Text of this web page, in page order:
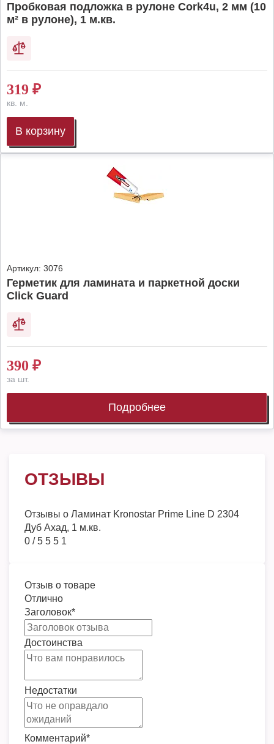
Пробковая подложка в рулоне Cork4u, 2 мм (10
м² в рулоне), 1 м.кв.
319 ₽
кв. м.
В корзину
Артикул: 3076
Герметик для ламината и паркетной доски
Click Guard
390 ₽
за шт.
Подробнее
ОТЗЫВЫ
Отзывы о Ламинат Kronostar Prime Line D 2304
Дуб Ахад, 1 м.кв.
0 /5 5 5 1
Отзыв о товаре
Отлично
Заголовок*
Достоинства
Недостатки
Комментарий*